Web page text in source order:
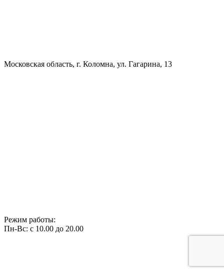
Московская область, г. Коломна, ул. Гагарина, 13
Режим работы:
Пн-Вс: с 10.00 до 20.00